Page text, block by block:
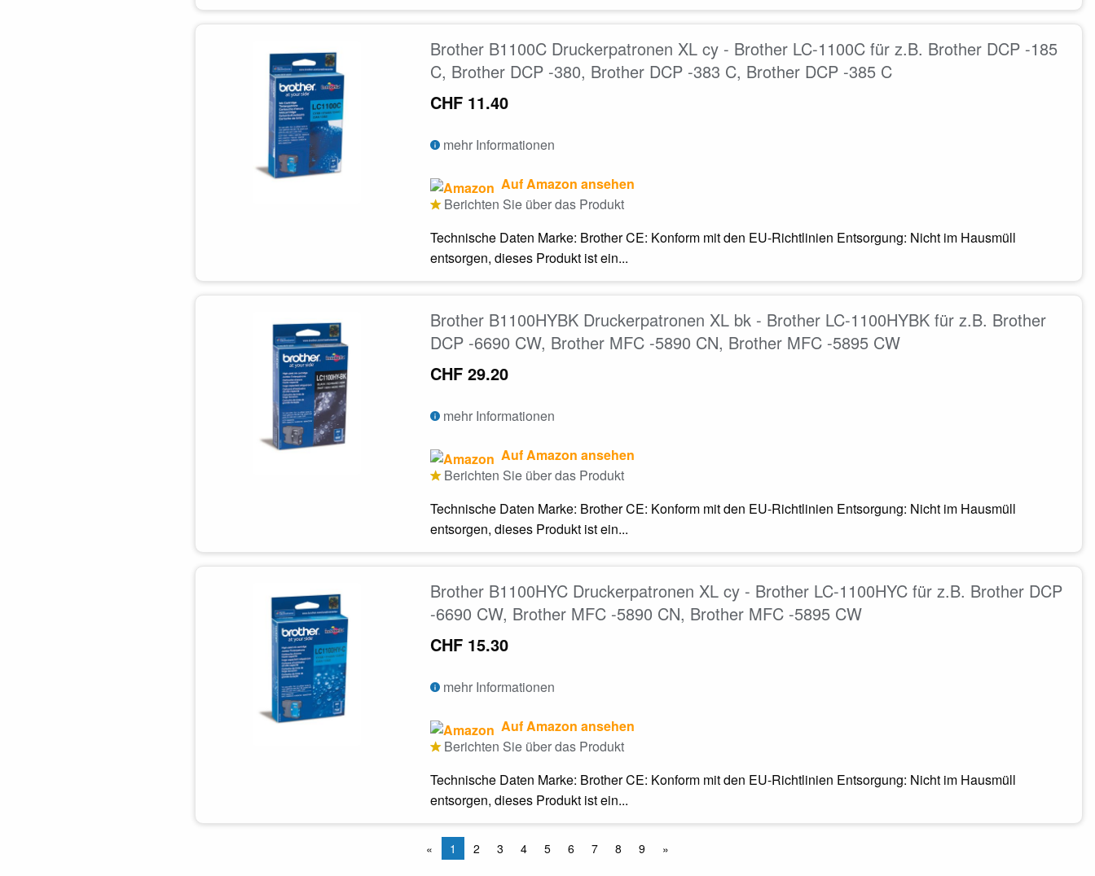
Brother B1100C Druckerpatronen XL cy - Brother LC-1100C für z.B. Brother DCP -185
C, Brother DCP -380, Brother DCP -383 C, Brother DCP -385 C
CHF 11.40
mehr Informationen
Auf Amazon ansehen
Berichten Sie über das Produkt
Technische Daten Marke: Brother CE: Konform mit den EU-Richtlinien Entsorgung: Nicht im Hausmüll
entsorgen, dieses Produkt ist ein...
Brother B1100HYBK Druckerpatronen XL bk - Brother LC-1100HYBK für z.B. Brother
DCP -6690 CW, Brother MFC -5890 CN, Brother MFC -5895 CW
CHF 29.20
mehr Informationen
Auf Amazon ansehen
Berichten Sie über das Produkt
Technische Daten Marke: Brother CE: Konform mit den EU-Richtlinien Entsorgung: Nicht im Hausmüll
entsorgen, dieses Produkt ist ein...
Brother B1100HYC Druckerpatronen XL cy - Brother LC-1100HYC für z.B. Brother DCP
-6690 CW, Brother MFC -5890 CN, Brother MFC -5895 CW
CHF 15.30
mehr Informationen
Auf Amazon ansehen
Berichten Sie über das Produkt
Technische Daten Marke: Brother CE: Konform mit den EU-Richtlinien Entsorgung: Nicht im Hausmüll
entsorgen, dieses Produkt ist ein...
« 1 2 3 4 5 6 7 8 9 »